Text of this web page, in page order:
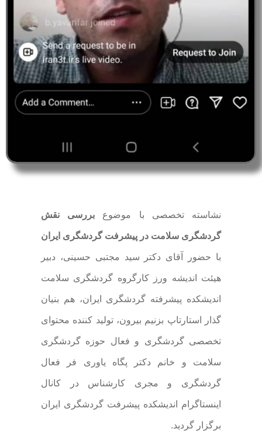
نشاسته تخصصی با موضوع بررسی نقش
گردشگری سلامت در پیشرفت گردشگری ایران
با حضور آقای دکتر سید مجتبی حسینی، دبیر
هیئت اندیشه ورز کارگروه گردشگری سلامت
اندیشکده پیشرفته گردشگری ایران، هم بنیان
گذار استارتاپ بزنیم بیرون، تولید کننده محتوای
تخصصی گردشگری و فعال حوزه گردشگری
سلامت و خانم دکتر پگاه یاوری فر فعال
گردشگری و مجری کارشناس در کانال
اینستاگرام اندیشکده پیشرفت گردشگری ایران
برگزار گردید.